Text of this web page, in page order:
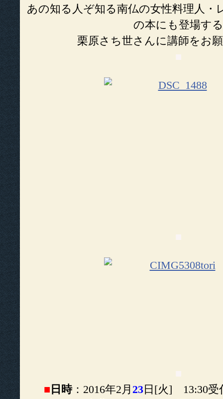
あの知る人ぞ知る南仏の女性料理人・
の本にも登場する
栗原さち世さんに講師をお
■ 日時：2016年2月 23日[火] 13:30受